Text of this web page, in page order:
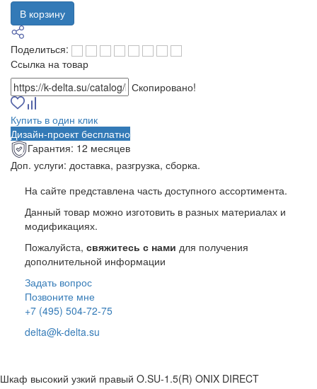
В корзину
Поделиться:
Ссылка на товар
Скопировано!
Купить в один клик
Дизайн-проект бесплатно
Гарантия: 12 месяцев
Доп. услуги: доставка, разгрузка, сборка.
На сайте представлена часть доступного ассортимента.
Данный товар можно изготовить в разных материалах и
модификациях.
Пожалуйста, свяжитесь с нами для получения
дополнительной информации
Задать вопрос
Позвоните мне
+7 (495) 504-72-75
delta@k-delta.su
Шкаф высокий узкий правый O.SU-1.5(R) ONIX DIRECT